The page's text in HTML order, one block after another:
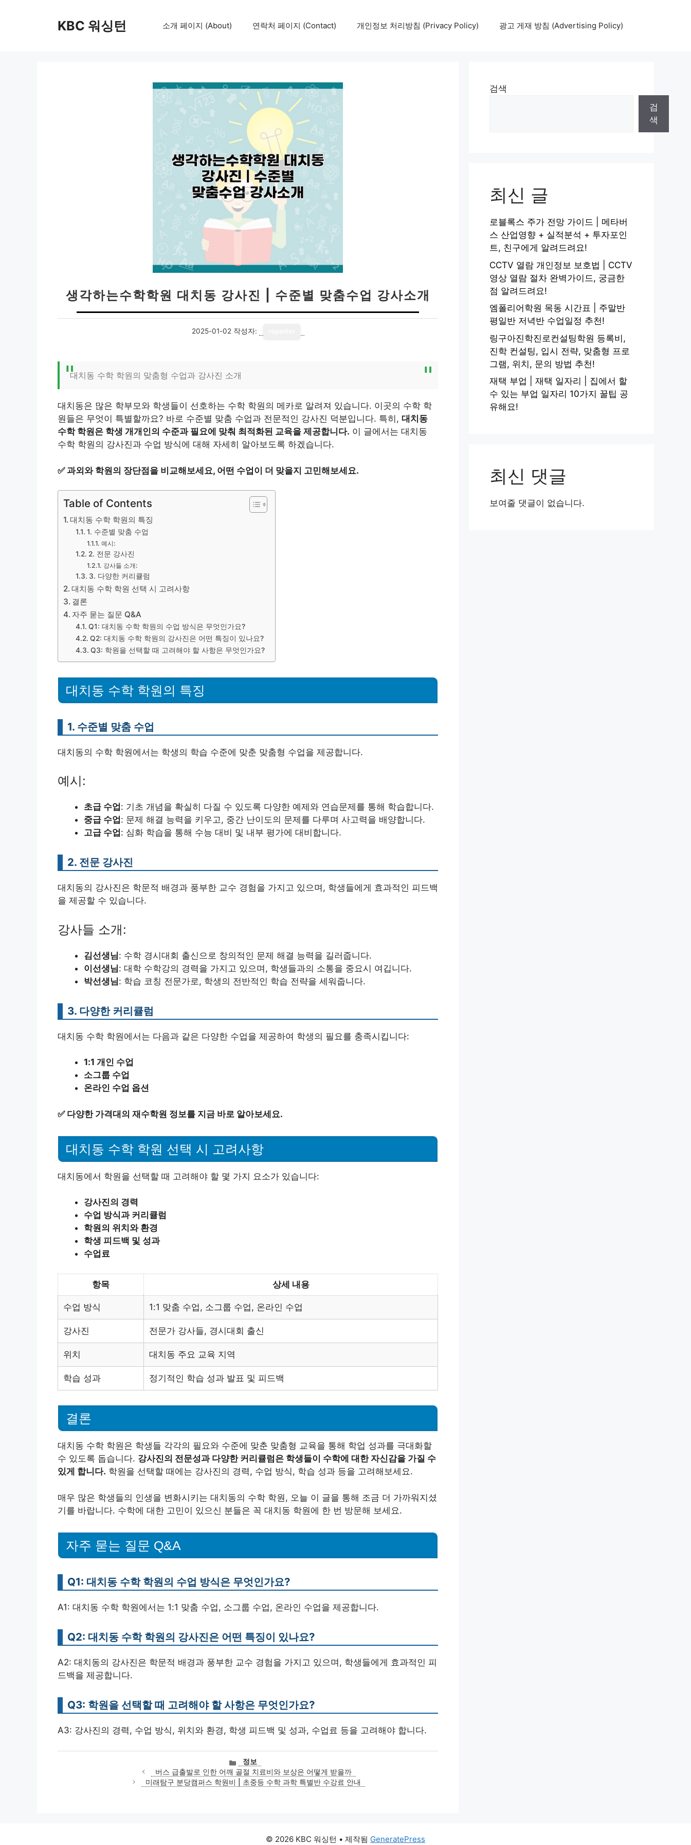
KBC 워싱턴 소개 페이지 (About) 연락처 페이지 (Contact) 개인정보 처리방침 (Privacy Policy) 광고 게재 방침 (Advertising Policy)
생각하는수학학원 대치동 강사진 | 수준별 맞춤수업 강사소개
2025-01-02 작성자:
대치동 수학 학원의 맞춤형 수업과 강사진 소개
대치동은 많은 학부모와 학생들이 선호하는 수학 학원의 메카로 알려져 있습니다. 이곳의 수학 학
원들은 무엇이 특별할까요? 바로 수준별 맞춤 수업과 전문적인 강사진 덕분입니다. 특히, 대치동
수학 학원은 학생 개개인의 수준과 필요에 맞춰 최적화된 교육을 제공합니다. 이 글에서는 대치동
수학 학원의 강사진과 수업 방식에 대해 자세히 알아보도록 하겠습니다.
✅과외와 학원의 장단점을 비교해보세요, 어떤 수업이 더 맞을지 고민해보세요.
Table of Contents
대치동 수학 학원의 특징
1. 수준별 맞춤 수업
예시:
2. 전문 강사진
강사들 소개:
3. 다양한 커리큘럼
대치동 수학 학원 선택 시 고려사항
결론
자주 묻는 질문 Q&A
Q1: 대치동 수학 학원의 수업 방식은 무엇인가요?
Q2: 대치동 수학 학원의 강사진은 어떤 특징이 있나요?
Q3: 학원을 선택할 때 고려해야 할 사항은 무엇인가요?
대치동 수학 학원의 특징
1. 수준별 맞춤 수업
대치동의 수학 학원에서는 학생의 학습 수준에 맞춘 맞춤형 수업을 제공합니다.
예시:
초급 수업 : 기초 개념을 확실히 다질 수 있도록 다양한 예제와 연습문제를 통해 학습합니다.
중급 수업 : 문제 해결 능력을 키우고, 중간 난이도의 문제를 다루며 사고력을 배양합니다.
고급 수업 : 심화 학습을 통해 수능 대비 및 내부 평가에 대비합니다.
2. 전문 강사진
대치동의 강사진은 학문적 배경과 풍부한 교수 경험을 가지고 있으며, 학생들에게 효과적인 피드백
을 제공할 수 있습니다.
강사들 소개:
김선생님: 수학 경시대회 출신으로 창의적인 문제 해결 능력을 길러줍니다.
이선생님: 대학 수학강의 경력을 가지고 있으며, 학생들과의 소통을 중요시 여깁니다.
박선생님: 학습 코칭 전문가로, 학생의 전반적인 학습 전략을 세워줍니다.
3. 다양한 커리큘럼
대치동 수학 학원에서는 다음과 같은 다양한 수업을 제공하여 학생의 필요를 충족시킵니다:
1:1 개인 수업
소그룹 수업
온라인 수업 옵션
✅ 다양한 가격대의 재수학원 정보를 지금 바로 알아보세요.
대치동 수학 학원 선택 시 고려사항
대치동에서 학원을 선택할 때 고려해야 할 몇 가지 요소가 있습니다:
강사진의 경력
수업 방식과 커리큘럼
학원의 위치와 환경
학생 피드백 및 성과
수업료
항목 상세 내용
수업 방식 1:1 맞춤 수업, 소그룹 수업, 온라인 수업
강사진 전문가 강사들, 경시대회 출신
위치 대치동 주요 교육 지역
학습 성과 정기적인 학습 성과 발표 및 피드백
결론
대치동 수학 학원은 학생들 각각의 필요와 수준에 맞춘 맞춤형 교육을 통해 학업 성과를 극대화할
수 있도록 돕습니다. 강사진의 전문성과 다양한 커리큘럼은 학생들이 수학에 대한 자신감을 가질 수
있게 합니다. 학원을 선택할 때에는 강사진의 경력, 수업 방식, 학습 성과 등을 고려해보세요.
매우 많은 학생들의 인생을 변화시키는 대치동의 수학 학원, 오늘 이 글을 통해 조금 더 가까워지셨
기를 바랍니다. 수학에 대한 고민이 있으신 분들은 꼭 대치동 학원에 한 번 방문해 보세요.
자주 묻는 질문 Q&A
Q1: 대치동 수학 학원의 수업 방식은 무엇인가요?
A1: 대치동 수학 학원에서는 1:1 맞춤 수업, 소그룹 수업, 온라인 수업을 제공합니다.
Q2: 대치동 수학 학원의 강사진은 어떤 특징이 있나요?
A2: 대치동의 강사진은 학문적 배경과 풍부한 교수 경험을 가지고 있으며, 학생들에게 효과적인 피
드백을 제공합니다.
Q3: 학원을 선택할 때 고려해야 할 사항은 무엇인가요?
A3: 강사진의 경력, 수업 방식, 위치와 환경, 학생 피드백 및 성과, 수업료 등을 고려해야 합니다.
카
테
고
정보
버스 급출발로 인한 어깨 골절 치료비와 보상은 어떻게 받을까
미래탐구 분당캠퍼스 학원비 | 초중등 수학 과학 특별반 수강료 안내
검색
검
색
최신 글
로블록스 주가 전망 가이드 | 메타버
스 산업영향 + 실적분석 + 투자포인
트, 친구에게 알려드려요!
CCTV 열람 개인정보 보호법 | CCTV
영상 열람 절차 완벽가이드, 궁금한
점 알려드려요!
엠폴리어학원 목동 시간표 | 주말반
평일반 저녁반 수업일정 추천!
링구아진학진로컨설팅학원 등록비,
진학 컨설팅, 입시 전략, 맞춤형 프로
그램, 위치, 문의 방법 추천!
재택 부업 | 재택 일자리 | 집에서 할
수 있는 부업 일자리 10가지 꿀팁 공
유해요!
최신 댓글
보여줄 댓글이 없습니다.
© 2026 KBC 워싱턴 • 제작됨 GeneratePress